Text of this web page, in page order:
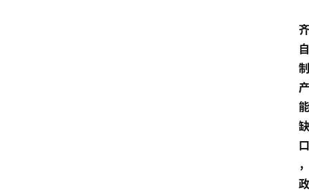
齐
自
制
产
能
缺
口
，
政